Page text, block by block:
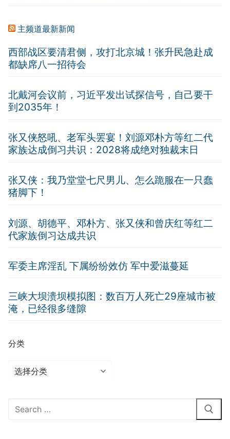
主频道最新新闻
西部战区要清君侧，攻打北京城！张升民急赴成
都缺席八一招待会
北戴河会议前，习近平发出试探信号，自己要干
到2035年！
张又侠怒吼、老军头罢宴！刘源邓朴方等红二代
家族达成倒习共识：2028将成绝对独裁末日
张又侠：我乃堂堂七尺男儿、怎么跪服在一只蠢
猪脚下！
刘源、胡德平、邓朴方、张又侠和曾庆红等红二
代家族倒习达成共识
军委主席淫乱 下属纷纷效仿 军中爱滋蔓延
三峡大坝溃坝模拟图：数百万人死亡29座城市被
淹，已经很多缝隙
分类
分
Search